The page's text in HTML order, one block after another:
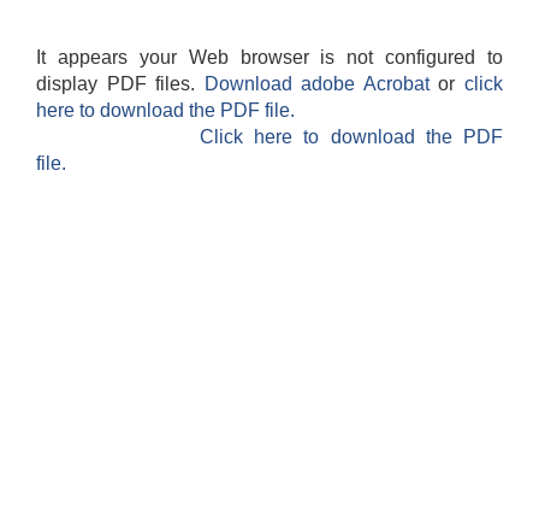
It appears your Web browser is not configured to
display PDF files.
Download adobe Acrobatorclick
here to download the PDF file.
Click here to download the PDF
file.